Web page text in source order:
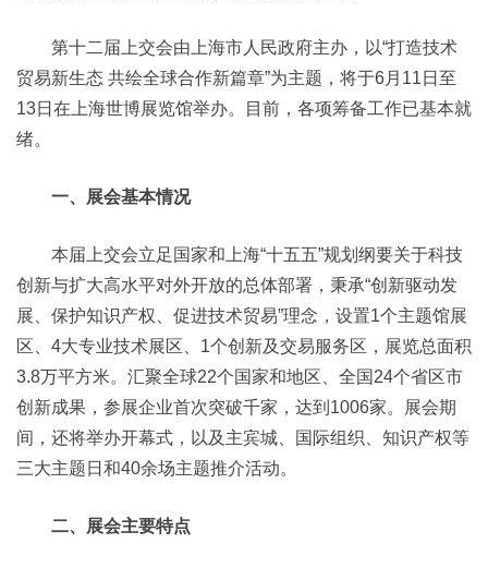
第十二届上交会由上海市人民政府主办，以“打造技术
贸易新生态 共绘全球合作新篇章”为主题，将于6月11日至
13日在上海世博展览馆举办。目前，各项筹备工作已基本就
绪。
一、展会基本情况
本届上交会立足国家和上海“十五五”规划纲要关于科技
创新与扩大高水平对外开放的总体部署，秉承“创新驱动发
展、保护知识产权、促进技术贸易”理念，设置1个主题馆展
区、4大专业技术展区、1个创新及交易服务区，展览总面积
3.8万平方米。汇聚全球22个国家和地区、全国24个省区市
创新成果，参展企业首次突破千家，达到1006家。展会期
间，还将举办开幕式，以及主宾城、国际组织、知识产权等
三大主题日和40余场主题推介活动。
二、展会主要特点